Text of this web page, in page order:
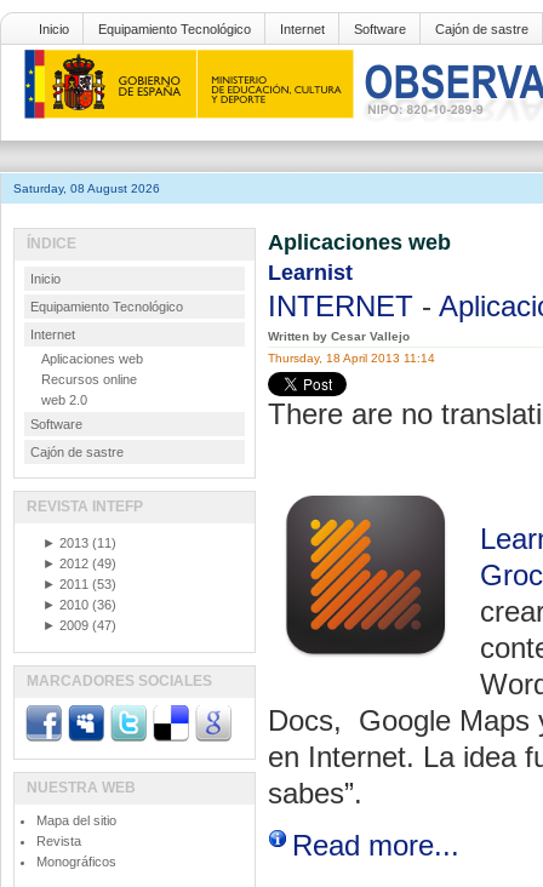
Inicio Equipamiento Tecnológico Internet Software Cajón de sastre
Saturday, 08 August 2026
Aplicaciones web
Learnist
INTERNET -
Written by Cesar Vallejo
Thursday, 18 April 2013 11:14
There are no
Docs, Google Maps
en Internet. La idea
sabes”.
Read more...
ÍNDICE
Inicio
Equipamiento Tecnológico
Internet
Aplicaciones web
Recursos online
web 2.0
Software
Cajón de sastre
REVISTA INTEFP
► 2013 (11)
► 2012 (49)
► 2011 (53)
► 2010 (36)
► 2009 (47)
MARCADORES SOCIALES
NUESTRA WEB
Mapa del sitio
Revista
Monográficos